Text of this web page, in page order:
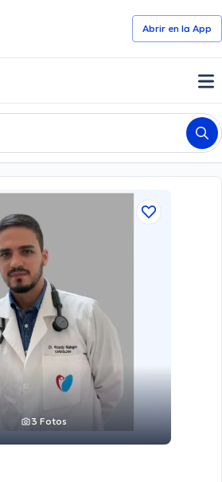
Abrir en la App
3 Fotos